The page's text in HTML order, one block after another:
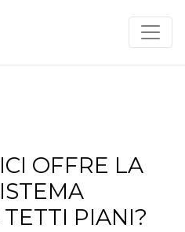
OFFRE LA
PIANI?